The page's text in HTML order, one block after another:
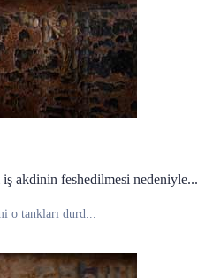
iş akdinin feshedilmesi nedeniyle...
o tankları durd...